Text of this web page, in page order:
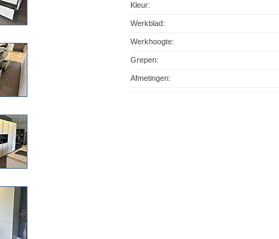
Kleur:
Werkblad:
Werkhoogte:
Grepen:
Afmetingen: